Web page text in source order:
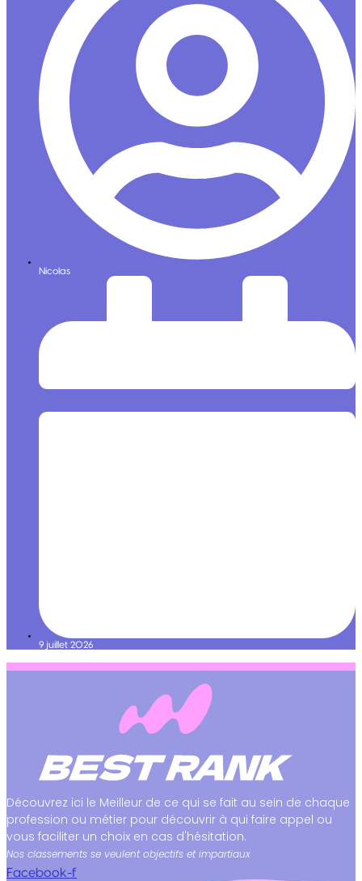
Nicolas
9 juillet 2026
Découvrez ici le Meilleur de ce qui se fait au sein de chaque
profession ou métier pour découvrir à qui faire appel ou
vous faciliter un choix en cas d'hésitation.
Nos classements se veulent objectifs et impartiaux
Facebook-f